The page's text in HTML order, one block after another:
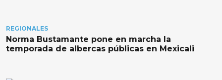
REGIONALES
Norma Bustamante pone en marcha la
temporada de albercas públicas en Mexicali